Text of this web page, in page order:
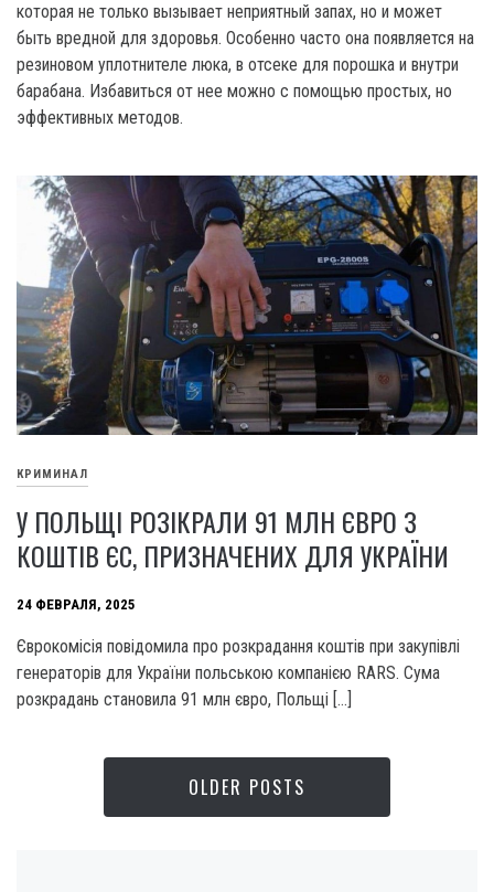
которая не только вызывает неприятный запах, но и может
быть вредной для здоровья. Особенно часто она появляется на
резиновом уплотнителе люка, в отсеке для порошка и внутри
барабана. Избавиться от нее можно с помощью простых, но
эффективных методов.
КРИМИНАЛ
У ПОЛЬЩІ РОЗІКРАЛИ 91 МЛН ЄВРО З
КОШТІВ ЄС, ПРИЗНАЧЕНИХ ДЛЯ УКРАЇНИ
24 ФЕВРАЛЯ, 2025
Єврокомісія повідомила про розкрадання коштів при закупівлі
генераторів для України польською компанією RARS. Сума
розкрадань становила 91 млн євро, Польщі […]
OLDER POSTS